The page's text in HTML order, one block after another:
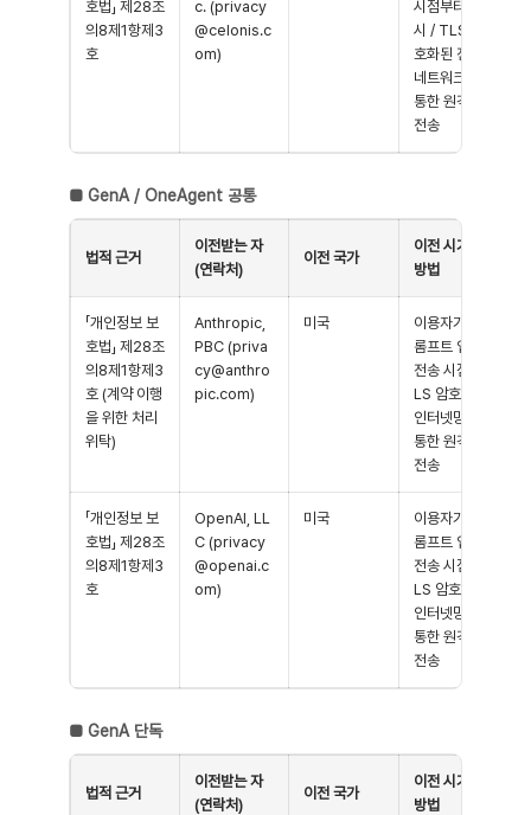
호법」 제28조
의8제1항제3
호
c. (privacy
@celonis.c
om)
시점부터 즉
시 / TLS 암
호화된 전용
네트워크를
통한 원격지
전송
■ GenA / OneAgent 공통
법적 근거
이전받는 자
(연락처)
이전 국가
이전 시기 및
방법
「개인정보 보
호법」 제28조
의8제1항제3
호 (계약 이행
을 위한 처리
위탁)
Anthropic,
PBC (priva
cy@anthro
pic.com)
미국
이용자가 프
롬프트 입력·
전송 시점 / T
LS 암호화된
인터넷망을
통한 원격지
전송
「개인정보 보
호법」 제28조
의8제1항제3
호
OpenAI, LL
C (privacy
@openai.c
om)
미국
이용자가 프
롬프트 입력·
전송 시점 / T
LS 암호화된
인터넷망을
통한 원격지
전송
■ GenA 단독
법적 근거
이전받는 자
(연락처)
이전 국가
이전 시기 및
방법